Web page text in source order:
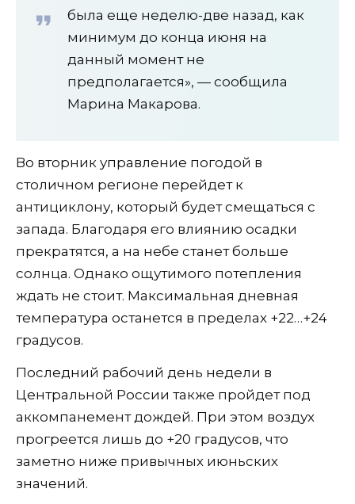
была еще неделю-две назад, как
минимум до конца июня на
данный момент не
предполагается», — сообщила
Марина Макарова.
Во вторник управление погодой в
столичном регионе перейдет к
антициклону, который будет смещаться с
запада. Благодаря его влиянию осадки
прекратятся, а на небе станет больше
солнца. Однако ощутимого потепления
ждать не стоит. Максимальная дневная
температура останется в пределах +22…+24
градусов.
Последний рабочий день недели в
Центральной России также пройдет под
аккомпанемент дождей. При этом воздух
прогреется лишь до +20 градусов, что
заметно ниже привычных июньских
значений.